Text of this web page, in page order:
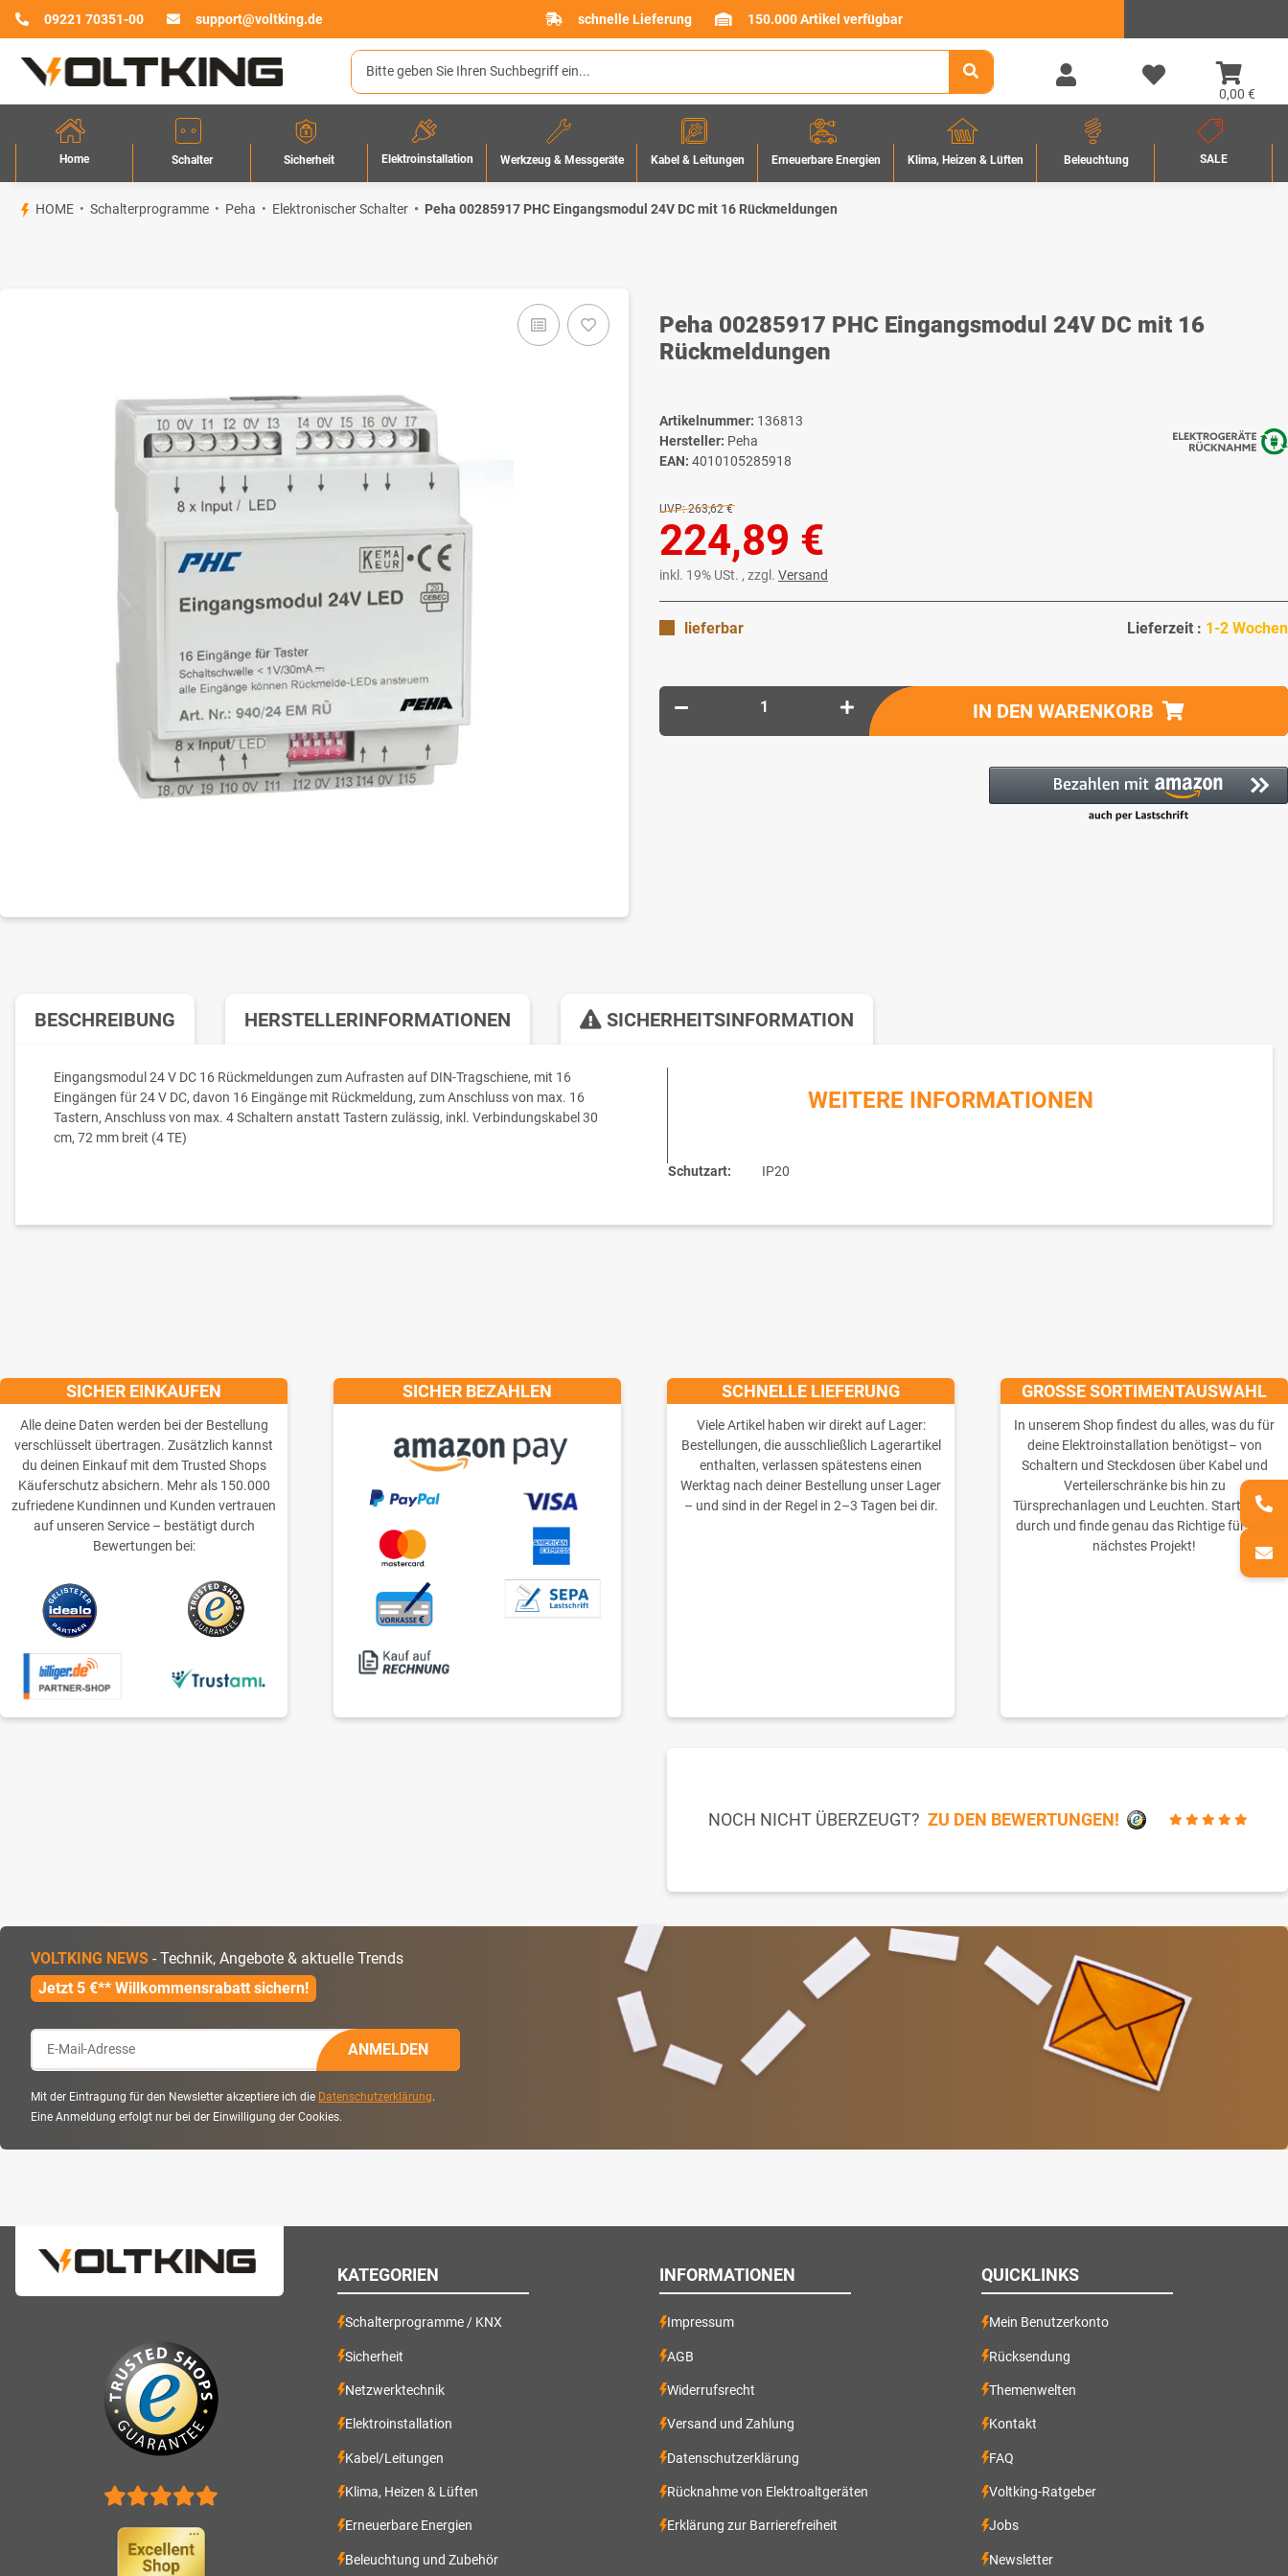
09221 70351-00 support@voltking.de schnelle Lieferung 150.000 Artikel verfügbar
0,00 €
Home Schalter Sicherheit Elektroinstallation Werkzeug & Messgeräte Kabel & Leitungen Erneuerbare Energien Klima, Heizen & Lüften Beleuchtung SALE
HOME Schalterprogramme Peha Elektronischer Schalter Peha 00285917 PHC Eingangsmodul 24V DC mit 16 Rückmeldungen
Peha 00285917 PHC Eingangsmodul 24V DC mit 16
Rückmeldungen
Artikelnummer: 136813
Hersteller: Peha
EAN: 4010105285918
UVP: 263,62 €
224,89 €
inkl. 19% USt. , zzgl. Versand
lieferbar Lieferzeit : 1-2 Wochen
IN DEN WARENKORB
BESCHREIBUNG HERSTELLERINFORMATIONEN SICHERHEITSINFORMATION
Eingangsmodul 24 V DC 16 Rückmeldungen zum Aufrasten auf DIN-Tragschiene, mit 16
Eingängen für 24 V DC, davon 16 Eingänge mit Rückmeldung, zum Anschluss von max. 16
Tastern, Anschluss von max. 4 Schaltern anstatt Tastern zulässig, inkl. Verbindungskabel 30
cm, 72 mm breit (4 TE)
WEITERE INFORMATIONEN
Schutzart: IP20
VOLTKING NEWS - Technik, Angebote & aktuelle Trends
Jetzt 5 €** Willkommensrabatt sichern!
ANMELDEN
Mit der Eintragung für den Newsletter akzeptiere ich die Datenschutzerklärung.
Eine Anmeldung erfolgt nur bei der Einwilligung der Cookies.
SICHER EINKAUFEN
Alle deine Daten werden bei der Bestellung
verschlüsselt übertragen. Zusätzlich kannst
du deinen Einkauf mit dem Trusted Shops
Käuferschutz absichern. Mehr als 150.000
zufriedene Kundinnen und Kunden vertrauen
auf unseren Service – bestätigt durch
Bewertungen bei:
SICHER BEZAHLEN SCHNELLE LIEFERUNG
Viele Artikel haben wir direkt auf Lager:
Bestellungen, die ausschließlich Lagerartikel
enthalten, verlassen spätestens einen
Werktag nach deiner Bestellung unser Lager
– und sind in der Regel in 2–3 Tagen bei dir.
GROSSE SORTIMENTAUSWAHL
In unserem Shop findest du alles, was du für
deine Elektroinstallation benötigst– von
Schaltern und Steckdosen über Kabel und
Verteilerschränke bis hin zu
Türsprechanlagen und Leuchten. Starte jetzt
durch und finde genau das Richtige für dein
nächstes Projekt!
NOCH NICHT ÜBERZEUGT? ZU DEN BEWERTUNGEN!
KATEGORIEN
Schalterprogramme / KNX
Sicherheit
Netzwerktechnik
Elektroinstallation
Kabel/Leitungen
Klima, Heizen & Lüften
Erneuerbare Energien
Beleuchtung und Zubehör
INFORMATIONEN
Impressum
AGB
Widerrufsrecht
Versand und Zahlung
Datenschutzerklärung
Rücknahme von Elektroaltgeräten
Erklärung zur Barrierefreiheit
QUICKLINKS
Mein Benutzerkonto
Rücksendung
Themenwelten
Kontakt
FAQ
Voltking-Ratgeber
Jobs
Newsletter